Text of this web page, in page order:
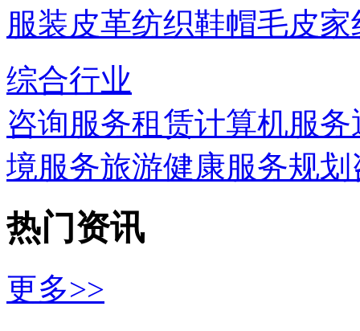
服装皮革纺织鞋帽毛皮家
综合行业
咨询服务租赁计算机服务
境服务旅游健康服务规划
热门资讯
更多>>